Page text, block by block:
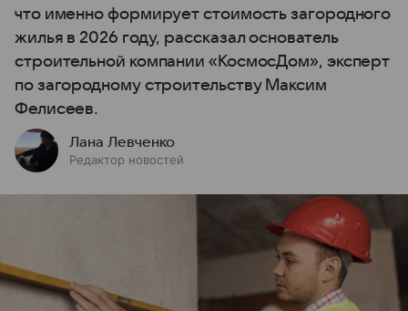
что именно формирует стоимость загородного
жилья в 2026 году, рассказал основатель
строительной компании «КосмосДом», эксперт
по загородному строительству Максим
Фелисеев.
Лана Левченко
Редактор новостей